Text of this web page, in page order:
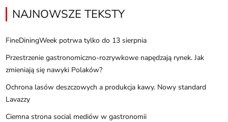
NAJNOWSZE TEKSTY
FineDiningWeek potrwa tylko do 13 sierpnia
Przestrzenie gastronomiczno-rozrywkowe napędzają rynek. Jak
zmieniają się nawyki Polaków?
Ochrona lasów deszczowych a produkcja kawy. Nowy standard
Lavazzy
Ciemna strona social mediów w gastronomii